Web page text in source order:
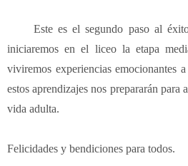
Este es el segundo paso al éxito
iniciaremos en el liceo la etapa
viviremos experiencias emocionantes
estos aprendizajes nos prepararán para
vida adulta.
Felicidades y bendiciones para todos.